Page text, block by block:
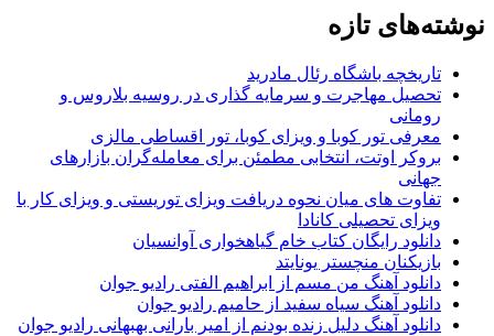
نوشته‌های تازه
تاریخچه باشگاه رئال مادرید
تحصیل مهاجرت و سرمایه گذاری در روسیه بلاروس و
رومانی
معرفی تور کوبا و ویزای کوبا، تور اقساطی مالزی
بروکر اوتت، انتخابی مطمئن برای معامله‌گران بازارهای
جهانی
تفاوت های میان نحوه دریافت ویزای توریستی و ویزای کار با
ویزای تحصیلی کانادا
دانلود رایگان کتاب خام گیاهخواری آوانسیان
بازیکنان منچستر یونایتد
دانلود آهنگ من مسم از ابراهیم الفتی رادیو جوان
دانلود آهنگ سیاه سفید از حامیم رادیو جوان
دانلود آهنگ دلیل زنده بودنم از امیر بارانی بهبهانی رادیو جوان